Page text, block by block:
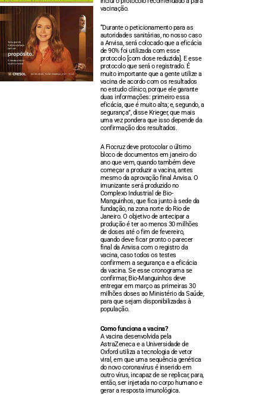
vacinação.
“Durante o peticionamento para as
autoridades sanitárias, no nosso caso
a Anvisa, será colocado que a eficácia
de 90% foi utilizada com esse
protocolo [com dose reduzida]. E esse
protocolo que será o registrado. É
muito importante que a gente utilize a
vacina de acordo com os resultados
no estudo clínico, porque ele garante
duas informações: primeiro essa
eficácia, que é muito alta; e, segundo, a
segurança”, disse Krieger, que mais
uma vez pondera que isso depende da
confirmação dos resultados.
A Fiocruz deve protocolar o último
bloco de documentos em janeiro do
ano que vem, quando também deve
começar a produzir a vacina, antes
mesmo da aprovação final Anvisa. O
imunizante será produzido no
Complexo Industrial de Bio-
Manguinhos, que fica junto à sede da
fundação, na zona norte do Rio de
Janeiro. O objetivo de antecipar a
produção é ter ao menos 30 milhões
de doses até o fim de fevereiro,
quando deve ficar pronto o parecer
final da Anvisa com o registro da
vacina, caso todos os testes
confirmem a segurança e a eficácia
da vacina. Se esse cronograma se
confirmar, Bio-Manguinhos deve
entregar em março as primeiras 30
milhões doses ao Ministério da Saúde,
para que sejam disponibilizadas à
população.
Como funciona a vacina?
A vacina desenvolvida pela
AstraZeneca e a Universidade de
Oxford utiliza a tecnologia de vetor
viral, em que uma sequência genética
do novo coronavírus é inserido em
outro vírus, incapaz de se replicar, para,
então, ser injetada no corpo humano e
gerar a resposta imunológica.